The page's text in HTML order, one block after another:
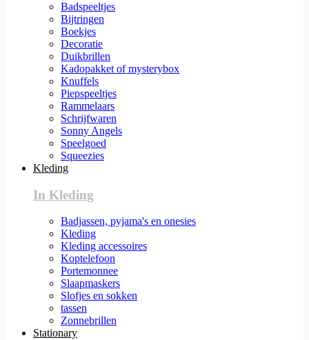
Badspeeltjes
Bijtringen
Boekjes
Decoratie
Duikbrillen
Kadopakket of mysterybox
Knuffels
Piepspeeltjes
Rammelaars
Schrijfwaren
Sonny Angels
Speelgoed
Squeezies
Kleding
In Kleding
Badjassen, pyjama's en onesies
Kleding
Kleding accessoires
Koptelefoon
Portemonnee
Slaapmaskers
Slofjes en sokken
tassen
Zonnebrillen
Stationary